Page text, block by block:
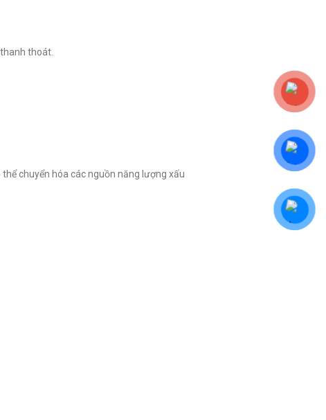
thoát.
chuyển hóa các nguồn năng lượng xấu